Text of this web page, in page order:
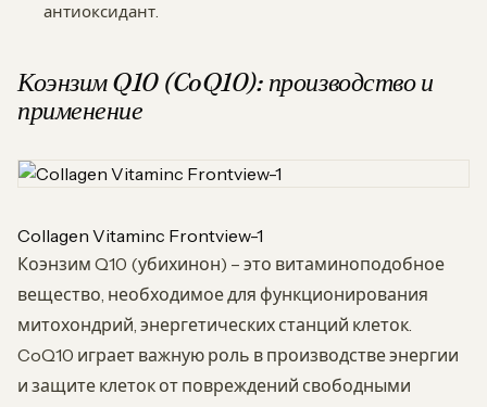
антиоксидант.
Коэнзим Q10 (CoQ10): производство и
применение
Collagen Vitaminc Frontview-1
Коэнзим Q10 (убихинон) – это витаминоподобное
вещество, необходимое для функционирования
митохондрий, энергетических станций клеток.
CoQ10 играет важную роль в производстве энергии
и защите клеток от повреждений свободными